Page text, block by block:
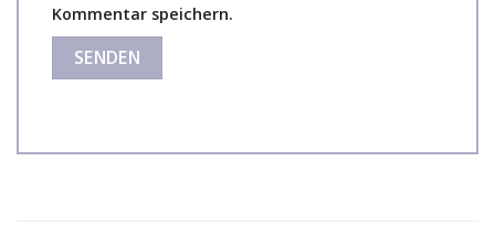
Kommentar speichern.